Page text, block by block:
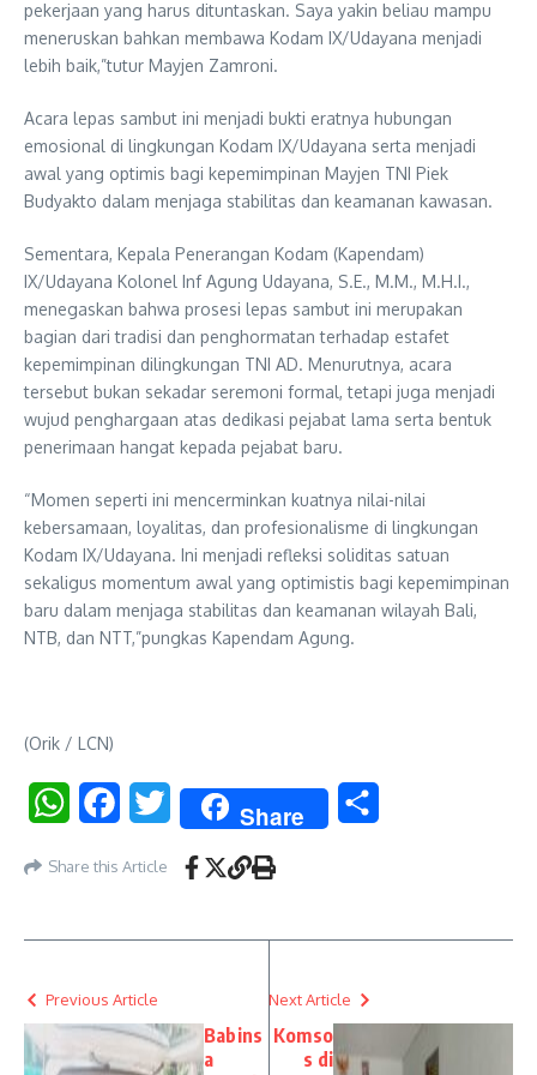
pekerjaan yang harus dituntaskan. Saya yakin beliau mampu
meneruskan bahkan membawa Kodam IX/Udayana menjadi
lebih baik,”tutur Mayjen Zamroni.
Acara lepas sambut ini menjadi bukti eratnya hubungan
emosional di lingkungan Kodam IX/Udayana serta menjadi
awal yang optimis bagi kepemimpinan Mayjen TNI Piek
Budyakto dalam menjaga stabilitas dan keamanan kawasan.
Sementara, Kepala Penerangan Kodam (Kapendam)
IX/Udayana Kolonel Inf Agung Udayana, S.E., M.M., M.H.I.,
menegaskan bahwa prosesi lepas sambut ini merupakan
bagian dari tradisi dan penghormatan terhadap estafet
kepemimpinan dilingkungan TNI AD. Menurutnya, acara
tersebut bukan sekadar seremoni formal, tetapi juga menjadi
wujud penghargaan atas dedikasi pejabat lama serta bentuk
penerimaan hangat kepada pejabat baru.
“Momen seperti ini mencerminkan kuatnya nilai-nilai
kebersamaan, loyalitas, dan profesionalisme di lingkungan
Kodam IX/Udayana. Ini menjadi refleksi soliditas satuan
sekaligus momentum awal yang optimistis bagi kepemimpinan
baru dalam menjaga stabilitas dan keamanan wilayah Bali,
NTB, dan NTT,”pungkas Kapendam Agung.
(Orik / LCN)
WhatsAppFacebookTwitter Share
Share this Article
Previous Article
Babins
a
Next Article
Komso
s di